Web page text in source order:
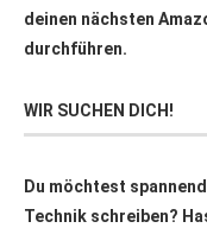
deinen nächsten
durchführen.
WIR SUCHEN DICH!
Du möchtest
Technik schreiben?